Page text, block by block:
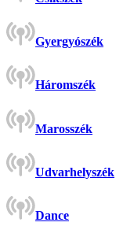
Gyergyószék
Háromszék
Marosszék
Udvarhelyszék
Dance